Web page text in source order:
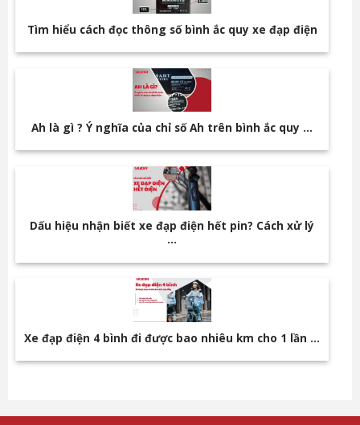
Tìm hiểu cách đọc thông số bình ắc quy xe đạp điện
Ah là gì ? Ý nghĩa của chỉ số Ah trên bình ắc quy …
Dấu hiệu nhận biết xe đạp điện hết pin? Cách xử lý
…
Xe đạp điện 4 bình đi được bao nhiêu km cho 1 lần …